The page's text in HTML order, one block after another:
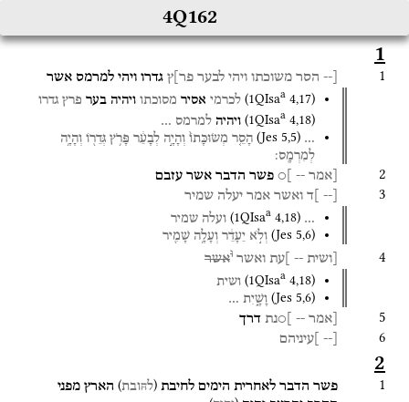
4Q162
1
1
[-- הסר משוכתו ויהי לבער פר]ץ גדרו ויהי למרמס אשר
(1QIsaa 4,17) לכרמי אסיר מסוכתו ויהיה בער פרץ גדרו
(1QIsaa 4,18) ויהיה למרמס …
…
(Jes 5,5) הָסֵ֤ר מְשׂוּכָּתוֹ֙ וְהָיָ֣ה לְבָעֵ֔ר פָּרֹ֥ץ גְּדֵר֖וֹ וְהָיָ֥ה
לְמִרְמָֽס׃
2 [אמר --
]○ פשר הדבר אשר עזבם
3
[-- ]ד ואשר אמר יעלה שמיר
…
(1QIsaa 4,18) ועלה שמיר
(Jes 5,6) וְלֹ֣א יֵעָדֵ֔ר וְעָלָ֥ה שָׁמִ֖יר
4 [ושית -- ]עת ואשר ואשר
(1QIsaa 4,18) ושית
(Jes 5,6) וָשָׁ֑יִת …
5 [אמר -- ]○נת דרך
6
[-- ]עיניהם
2
1 פשר הדבר לאחרית הימים לחיבת (לח̵ובת) הארץ מפני